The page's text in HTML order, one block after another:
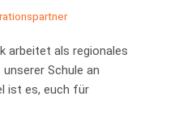
arbeitet als regionales
Schule an
ist es, euch für